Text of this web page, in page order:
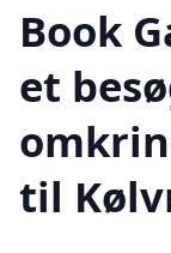
Book
et
til